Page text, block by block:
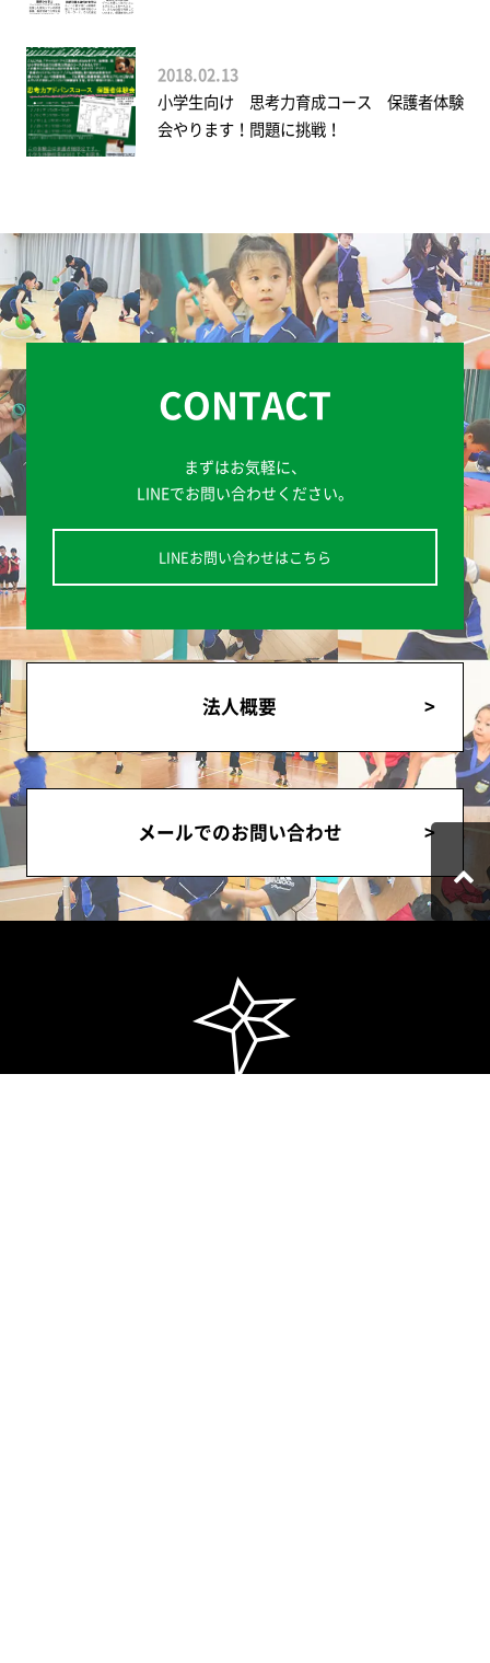
2018.02.13
小学生向け 思考力育成コース 保護者体験
会やります！問題に挑戦！
CONTACT
まずはお気軽に、
LINEでお問い合わせください。
LINEお問い合わせはこちら
法人概要
メールでのお問い合わせ